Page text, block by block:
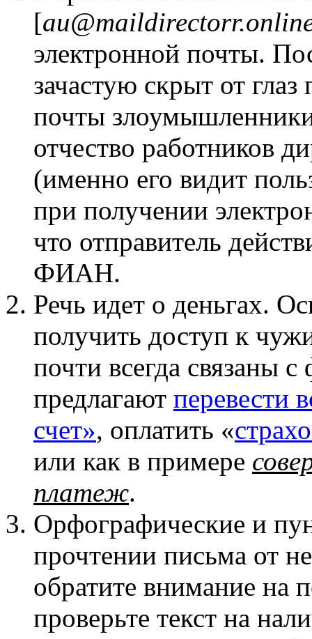
[au@maildirectorr.
электронной почты.
зачастую скрыт от глаз
почты
отчество работников
(именно его видит
при получении
что отправитель
ФИАН.
Речь идет о деньгах.
получить доступ к
почти всегда связаны
предлагают перевести
счет», оплатить «
или как в примере
платеж.
Орфографические и
прочтении письма от
обратите внимание на
проверьте текст на